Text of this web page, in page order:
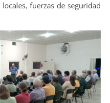
fuerzas de seguridad